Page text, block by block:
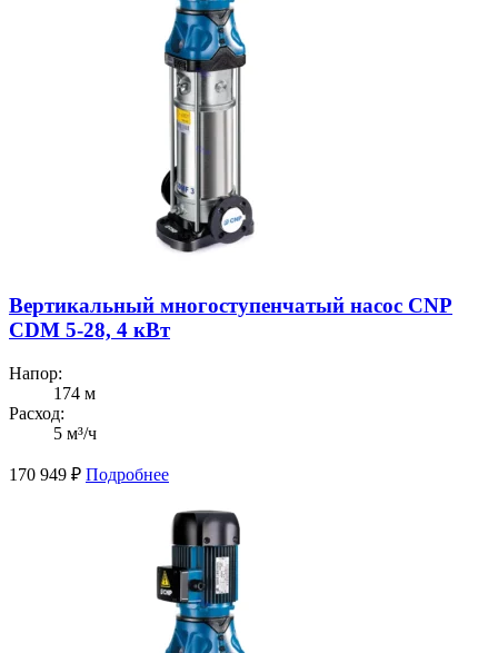
Вертикальный многоступенчатый насос CNP
CDM 5-28, 4 кВт
Напор:
174 м
Расход:
5 м³/ч
170 949 ₽ Подробнее